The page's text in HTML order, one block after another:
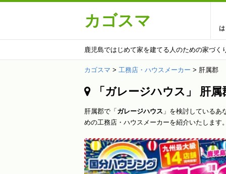
カゴスマ
鹿児島ではじめて家を建てる人のための家づく
カゴスマ > 工務店・ハウスメーカー > 肝属郡
「ガレージハウス」 肝
肝属郡で「 ガレージハウス 」を検討している
めの工務店・ハウスメーカーを紹介いたします